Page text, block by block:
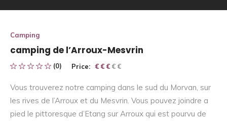
Camping
camping de l’Arroux-Mesvrin
(0) Price: € € € € €
€ € €
Vous trouverez notre camping dans le sud du Morvan, sur
les rives de l’Arroux et du Mesvrin. Vous pouvez joindre a
pied le pittoresque d’Etang sur Arroux qui est pourvu de